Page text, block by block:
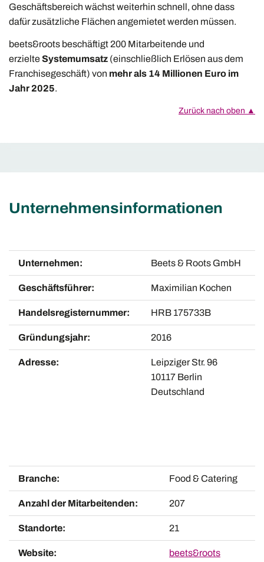
Geschäftsbereich wächst weiterhin schnell, ohne dass
dafür zusätzliche Flächen angemietet werden müssen.
beets&roots beschäftigt 200 Mitarbeitende und
erzielteSystemumsatz (einschließlich Erlösen aus dem
Franchisegeschäft) von mehr als 14 Millionen Euro im
Jahr 2025.
Zurück nach oben ▲
Unternehmensinformationen
Unternehmen: Beets & Roots GmbH
Geschäftsführer: Maximilian Kochen
Handelsregisternummer: HRB 175733B
Gründungsjahr: 2016
Adresse:
Leipziger Str. 96
10117 Berlin
Deutschland
Branche: Food & Catering
Anzahl der Mitarbeitenden: 207
Standorte: 21
Website: beets&roots